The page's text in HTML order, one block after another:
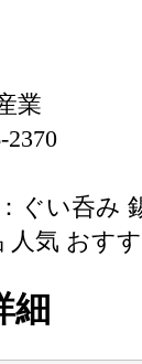
業
2370
ぐい呑み
人気 おす
細